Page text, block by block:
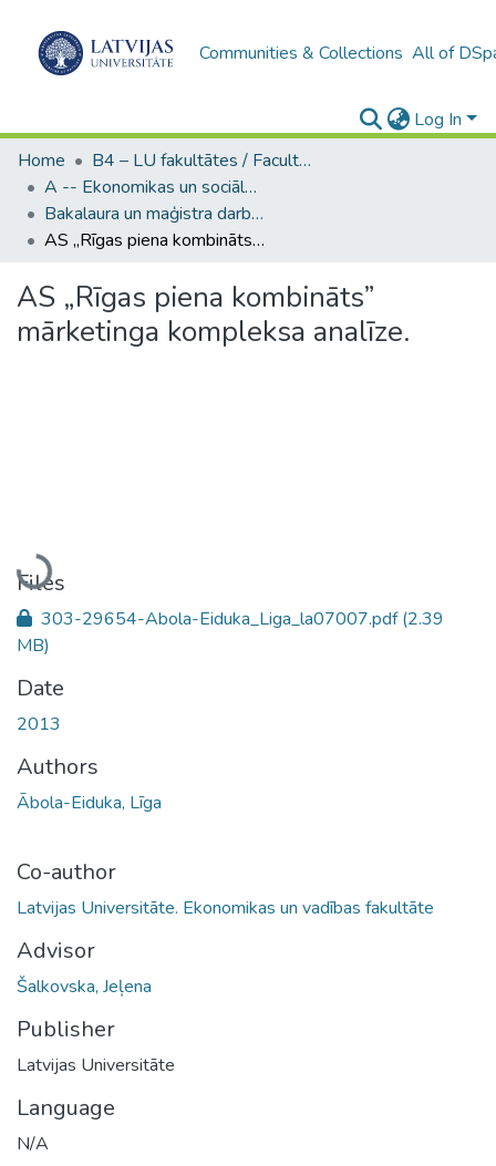
Communities & Collections All of
Log In
Home
B4 – LU fakultātes / Faculties of the UL
A -- Ekonomikas un sociālo zinātņu fakultāte / Faculty of Economics and Social Sciences
Bakalaura un maģistra darbi (ESZF) / Bachelor's and Master's theses
AS „Rīgas piena kombināts” mārketinga kompleksa analīze.
AS „Rīgas piena kombināts”
mārketinga kompleksa analīze.
Loading...
Files
303-29654-Abola-Eiduka_Liga_la07007.pdf(2.39
MB)
Date
2013
Authors
Ābola-Eiduka, Līga
Co-author
Latvijas Universitāte. Ekonomikas un vadības fakultāte
Advisor
Šalkovska, Jeļena
Publisher
Latvijas Universitāte
Language
N/A